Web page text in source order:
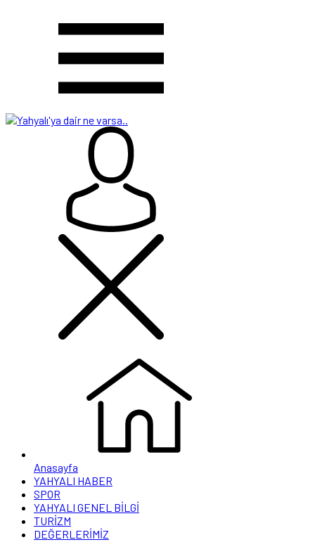
Anasayfa
YAHYALI HABER
SPOR
YAHYALI GENEL BİLGİ
TURİZM
DEĞERLERİMİZ